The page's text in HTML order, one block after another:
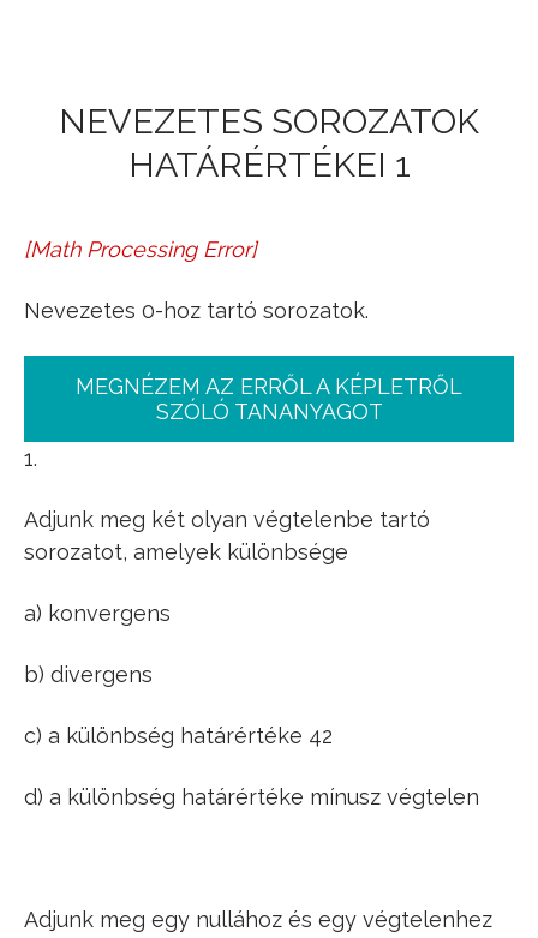
NEVEZETES SOROZATOK
HATÁRÉRTÉKEI 1
[Math Processing Error]
1n→01n2→01n3→ 01nk→
Nevezetes 0-hoz tartó sorozatok.
MEGNÉZEM AZ ERRŐL A KÉPLETRŐL
SZÓLÓ TANANYAGOT
1.
Adjunk meg két olyan végtelenbe tartó
sorozatot, amelyek különbsége
a) konvergens
b) divergens
c) a különbség határértéke 42
d) a különbség határértéke mínusz végtelen
Adjunk meg egy nullához és egy végtelenhez